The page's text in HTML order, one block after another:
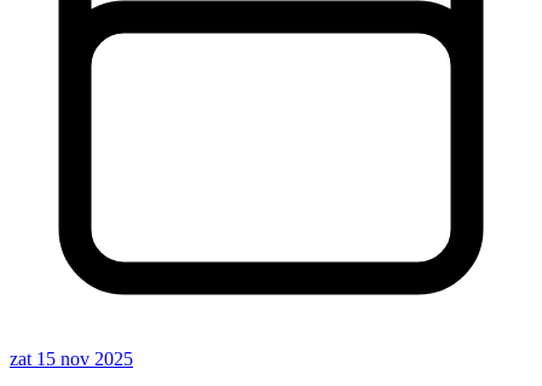
zat 15 nov 2025